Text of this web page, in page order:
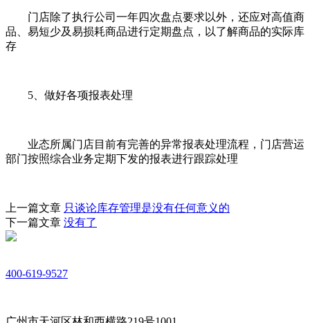
门店除了执行公司一年四次盘点要求以外，还应对高值商
品、易短少及易损耗商品进行定期盘点，以了解商品的实际库
存
5、做好各项报表处理
业态所属门店目前有完善的异常报表处理流程，门店营运
部门按照综合业务定期下发的报表进行跟踪处理
上一篇文章 只谈论库存管理是没有任何意义的
下一篇文章 没有了
400-619-9527